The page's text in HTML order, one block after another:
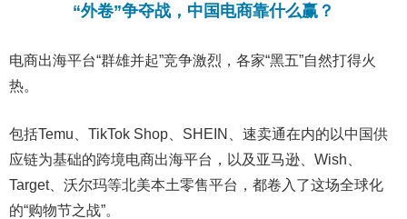
“外卷”争夺战，中国电商靠什么赢？
电商出海平台“群雄并起”竞争激烈，各家“黑五”自然打得火
热。
包括Temu、TikTok Shop、SHEIN、速卖通在内的以中国供
应链为基础的跨境电商出海平台，以及亚马逊、Wish、
Target、沃尔玛等北美本土零售平台，都卷入了这场全球化
的“购物节之战”。